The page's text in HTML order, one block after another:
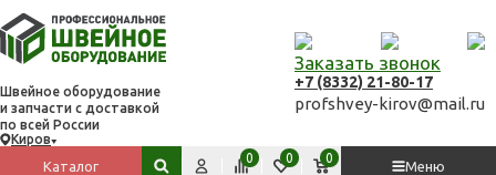
Швейное оборудование
и запчасти с доставкой
по всей России
Киров
Заказать звонок
+7 (8332) 21-80-17
profshvey-kirov@mail.ru
Каталог
Меню
Сравнить
0 Избранное
0 Корзина
0